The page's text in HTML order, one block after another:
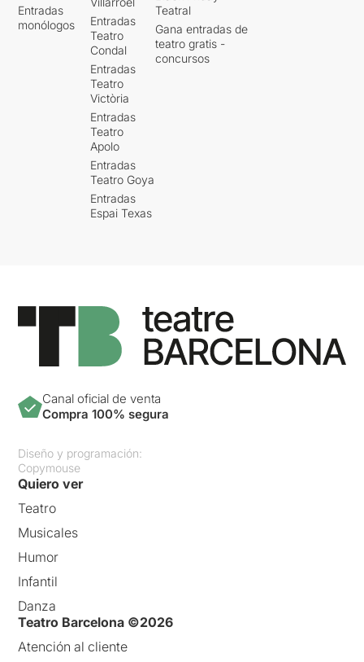
Entradas
monólogos
Entradas
Teatro
Condal
Entradas
Teatro
Victòria
Entradas
Teatro
Apolo
Entradas
Teatro Goya
Entradas
Espai Texas
Teatral
Gana entradas de
teatro gratis -
concursos
Canal oficial de venta
Compra 100% segura
Diseño y programación:
Copymouse
Quiero ver
Teatro
Musicales
Humor
Infantil
Danza
Teatro Barcelona ©2026
Atención al cliente